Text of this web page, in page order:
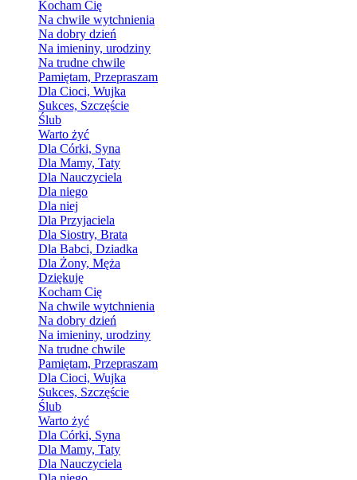
Kocham Cię
Na chwile wytchnienia
Na dobry dzień
Na imieniny, urodziny
Na trudne chwile
Pamiętam, Przepraszam
Dla Cioci, Wujka
Sukces, Szczęście
Ślub
Warto żyć
Dla Córki, Syna
Dla Mamy, Taty
Dla Nauczyciela
Dla niego
Dla niej
Dla Przyjaciela
Dla Siostry, Brata
Dla Babci, Dziadka
Dla Żony, Męża
Dziękuję
Kocham Cię
Na chwile wytchnienia
Na dobry dzień
Na imieniny, urodziny
Na trudne chwile
Pamiętam, Przepraszam
Dla Cioci, Wujka
Sukces, Szczęście
Ślub
Warto żyć
Dla Córki, Syna
Dla Mamy, Taty
Dla Nauczyciela